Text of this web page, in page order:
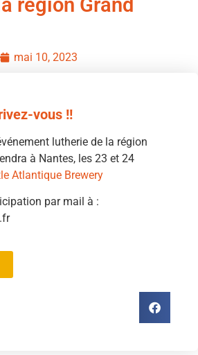
région Grand
mai 10, 2023
vous !!
lutherie de la région
à Nantes, les 23 et 24
Atlantique Brewery
par mail à :